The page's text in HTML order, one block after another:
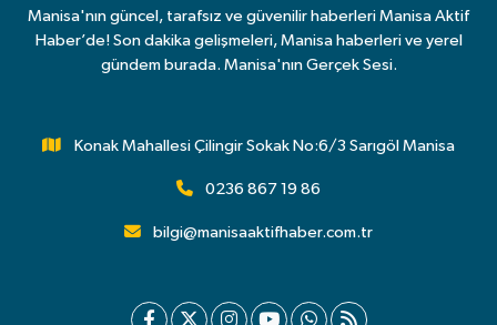
Manisa'nın güncel, tarafsız ve güvenilir haberleri Manisa Aktif
Haber’de! Son dakika gelişmeleri, Manisa haberleri ve yerel
gündem burada. Manisa'nın Gerçek Sesi.
Konak Mahallesi Çilingir Sokak No:6/3 Sarıgöl Manisa
0236 867 19 86
bilgi@manisaaktifhaber.com.tr